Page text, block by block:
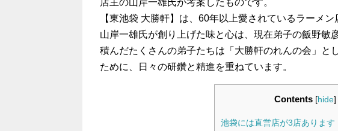
店主の山岸一雄氏が考案したものです。
【東池袋 大勝軒】は、60年以上愛されているラーメン
山岸一雄氏が創り上げた味と心は、現在弟子の飯野敏
積んだたくさんの弟子たちは「大勝軒のれんの会」と
ために、日々の研鑽と精進を重ねています。
Contents [hide]
池袋には直営店が3店あります